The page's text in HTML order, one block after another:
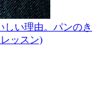
しい理由。パンのき
ッスン)